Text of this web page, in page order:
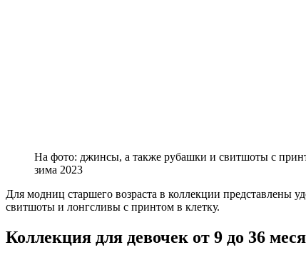
На фото: джинсы, а также рубашки и свитшоты с
зима 2023
Для модниц старшего возраста в коллекции
свитшоты и лонгсливы с принтом в клетку.
Коллекция для девочек от 9 до 36